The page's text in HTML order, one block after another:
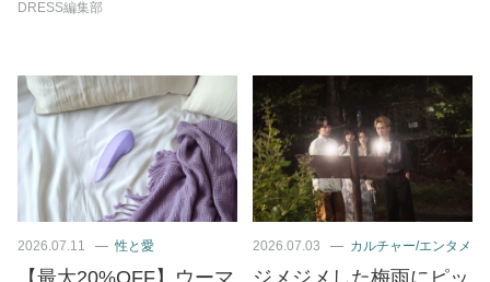
DRESS編集部
2026.07.11 性と愛
【最大20%OFF】ウーマ
2026.07.03 カルチャー/エンタメ
ジメジメした梅雨にピッ